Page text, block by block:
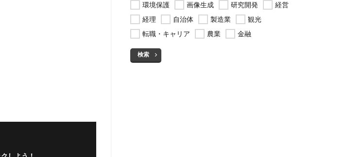
環境保護
画像生成 研究開発
経営
経理
自治体 製造業
観光
転職・キャリア
農業 金融
検索